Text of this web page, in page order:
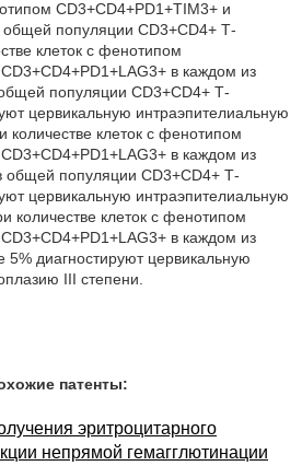
CD3+CD4+PD1+TIM3+ и
общей популяции CD3+CD4+ Т-
клеток с фенотипом
в каждом из
популяции CD3+CD4+ Т-
цервикальную интраэпителиальную
количестве клеток с фенотипом
в каждом из
общей популяции CD3+CD4+ Т-
цервикальную интраэпителиальную
количестве клеток с фенотипом
в каждом из
5% диагностируют цервикальную
III степени.
патенты:
эритроцитарного
непрямой гемагглютинации